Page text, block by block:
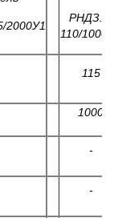
2000У1
РНДЗ.1-
110/
115
1000
-
-